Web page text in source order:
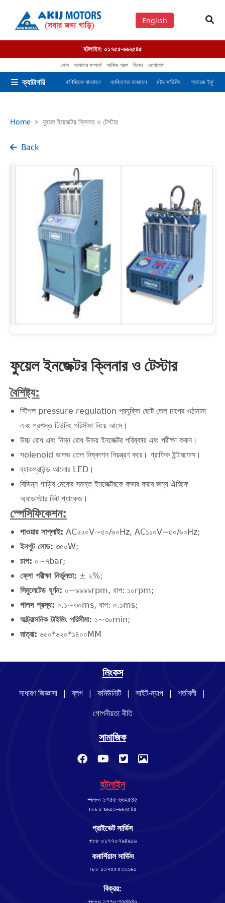
English
হটলাইন: ০১৭৫৫-৬৬২৫৪৫
হোম আমাদের সম্পর্কে আকিজ গ্রুপ ডিলার যোগাযোগ
ক্যাটাগরি বাণিজ্যিক যানবাহন ব্যক্তিগত যানবাহন মটর সার্ভিসিং গ্যারেজ
Home ফুয়েল ইনজেক্টর ক্লিনার ও টেস্টার
Back
ফুয়েল ইনজেক্টর ক্লিনার ও টেস্টার
বৈশিষ্ট্য:
স্টিপল pressure regulation প্রযুক্তি ছোট তেল চাপের ওঠানামা
এবং প্রশস্ত টিউনিং পরিসীমা নিয়ে আসে।
উচ্চ রোধ এবং নিম্ন রোধ উভয় ইনজেক্টর পরিষ্কার এবং পরীক্ষা করুন।
সolenoid ভালভ তেল নিষ্কাশন নিয়ন্ত্রণ করে। গ্রাফিক ইন্টারফেস।
ব্যাকগ্রাউন্ড আলোর LED।
বিভিন্ন গাড়ির মেকের সমস্ত ইনজেক্টরকে কভার করার জন্য ঐচ্ছিক
অ্যাডাপ্টার কিট প্যাকেজ।
স্পেসিফিকেশন:
পাওয়ার সাপ্লাই: AC২২০V~৫০/৬০Hz, AC১১০V~৫০/৬০Hz;
ইনপুট লোড: ৩৫০W;
চাপ: ০~৭bar;
ফ্লো পরীক্ষা নির্ভুলতা: ± ২%;
সিমুলেটেড ঘূর্ণন: ০~৯৯৯৯rpm, ধাপ: ১০rpm;
পালস প্রস্থ: ০.১~৩০ms, ধাপ: ০.১ms;
আল্ট্রাসনিক টাইমিং পরিসীমা: ১~৩০min;
মাত্রা: ৬৫০*৬২০*১৪০০MM
লিংকস
সাধারণ জিজ্ঞাসা | ব্লগ | কমিউনিটি | সাইট-ম্যাপ | শর্তাবলী |
গোপনীয়তা নীতি
সামাজিক
হটলাইন
+৮৮০ ১৭৫৫-৬৬২৫৪৫
+৮৮০ ৯৬০১-৬৬২৫৪৫
প্রাইভেট সার্ভিস
+৮৮ ০১৭৭০৭৯৪৯১৬
কমার্শিয়াল সার্ভিস
+৮৮ ০১৭৫৫৫১১১৬০
বিক্রয়:
+৮৮০ ১৭৭০-৭৯৪৯৪০